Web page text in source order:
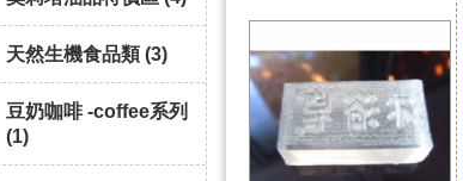
天然生機食品類 (3)
豆奶咖啡 -coffee系列
(1)